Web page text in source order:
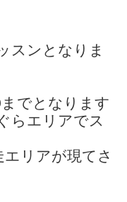
スンとなりま
でとなります
らエリアでス
リアが現てさ